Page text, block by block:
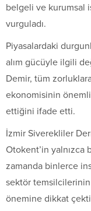
belgeli ve kurumsal
vurguladı.
Piyasalardaki
alım gücüyle ilgili
Demir, tüm
ekonomisinin
ettiğini ifade etti.
İzmir Siverekliler
Otokent’in yalnızca
zamanda binlerce
sektör
önemine dikkat